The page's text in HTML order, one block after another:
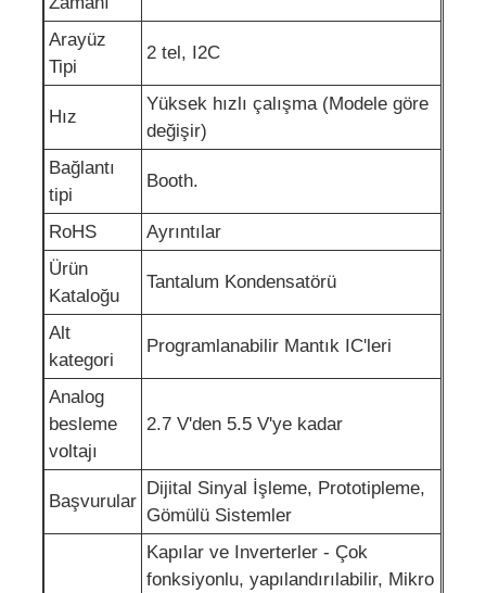
SRAM çipi
NOR flaş
EPROM IC
UART IC
ADC DAC
RF entegre devreler
Elektronik parçalar
PLC Programlama
Arayüz
Tipi
2 tel, I2C
Hız
Yüksek hızlı çalışma (Modele göre
değişir)
Bağlantı
tipi
Booth.
RoHS
Ayrıntılar
Ürün
Kataloğu
Tantalum Kondensatörü
Alt
kategori
Programlanabilir Mantık IC'leri
Analog
besleme
voltajı
2.7 V'den 5.5 V'ye kadar
Başvurular
Dijital Sinyal İşleme, Prototipleme,
Gömülü Sistemler
Kapılar ve Inverterler - Çok
fonksiyonlu, yapılandırılabilir, Mikro